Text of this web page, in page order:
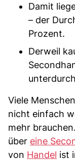
Damit
– der
Prozent.
Derweil
Viele
nicht einfach
mehr
über eine
von Handel ist